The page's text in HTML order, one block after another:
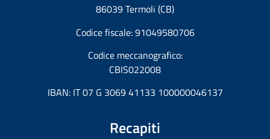
86039 Termoli (CB)
Codice fiscale: 91049580706
Codice meccanografico:
CBIS022008
IBAN: IT 07 G 3069 41133 100000046137
Recapiti